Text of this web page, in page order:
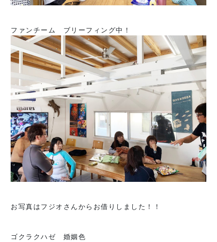
ファンチーム ブリーフィング中！
お写真はフジオさんからお借りしました！！
ゴクラクハゼ 婚姻色